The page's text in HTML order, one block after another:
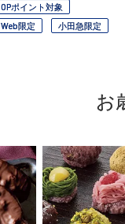
OPポイント対象
Web限定
小田急限定
お